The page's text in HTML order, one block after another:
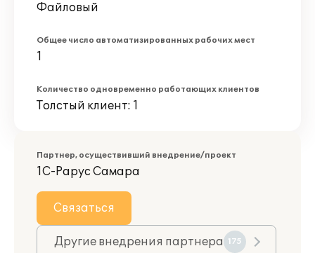
Файловый
Общее число автоматизированных рабочих мест
1
Количество одновременно работающих клиентов
Толстый клиент: 1
Партнер, осуществивший внедрение/проект
1С-Рарус Самара
Связаться
Другие внедрения партнера 175